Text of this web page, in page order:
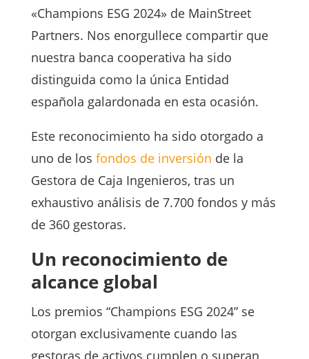
«Champions ESG 2024» de MainStreet
Partners. Nos enorgullece compartir que
nuestra banca cooperativa ha sido
distinguida como la única Entidad
española galardonada en esta ocasión.
Este reconocimiento ha sido otorgado a
uno de los fondos de inversión de la
Gestora de Caja Ingenieros, tras un
exhaustivo análisis de 7.700 fondos y más
de 360 gestoras.
Un reconocimiento de
alcance global
Los premios “Champions ESG 2024” se
otorgan exclusivamente cuando las
gestoras de activos cumplen o superan